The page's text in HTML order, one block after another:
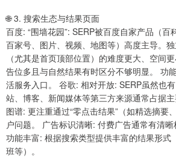
🌐 3. 搜索生态与结果页面
百度: “围墙花园”: SERP被百度自家产品（百
百家号、图片、视频、地图等）高度主导。
（尤其是首页顶部位置）的难度更大、空间
告位多且与自然结果有时区分不够明显。 功
活服务入口。 谷歌: 相对开放: SERP虽然也
站、博客、新闻媒体等第三方来源通常占据
图谱: 更注重通过“零点击结果”（如精选摘要
户问题。 广告标识清晰: 付费广告通常有清晰
功能丰富: 根据搜索类型提供丰富的结果形式
班等）。